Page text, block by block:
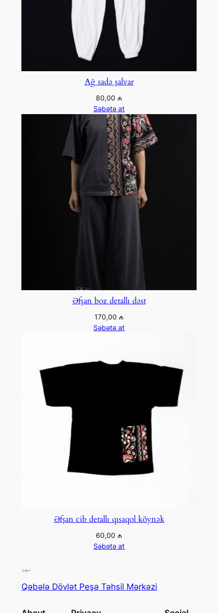
Ağ sadə şalvar
80,00 ₼
Səbətə at
Əfşan boz detallı dəst
170,00 ₼
Səbətə at
Əfşan cib detallı qısaqol köynək
60,00 ₼
Səbətə at
Qəbələ Dövlət Peşə Təhsil Mərkəzi